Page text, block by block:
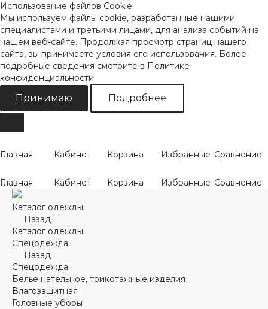
Использование файлов Cookie
Мы используем файлы cookie, разработанные нашими
специалистами и третьими лицами, для анализа событий на
нашем веб-сайте. Продолжая просмотр страниц нашего
сайта, вы принимаете условия его использования. Более
подробные сведения смотрите в Политике
конфиденциальности.
Принимаю Подробнее
Главная Кабинет Корзина Избранные Сравнение
Главная Кабинет Корзина Избранные Сравнение
Каталог одежды
Назад
Каталог одежды
Спецодежда
Назад
Спецодежда
Белье нательное, трикотажные изделия
Влагозащитная
Головные уборы